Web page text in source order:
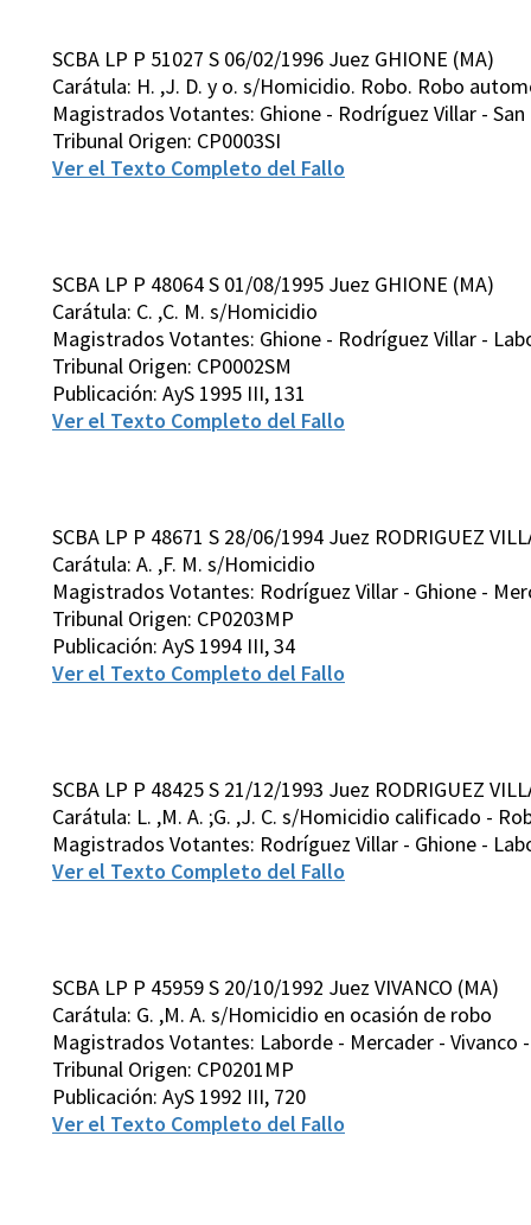
SCBA LP P 51027 S 06/02/1996 Juez GHIONE (MA)
Carátula: H. ,J. D. y o. s/Homicidio. Robo. Robo
Magistrados Votantes: Ghione - Rodríguez Villar -
Tribunal Origen: CP0003SI
Ver el Texto Completo del Fallo
SCBA LP P 48064 S 01/08/1995 Juez GHIONE (MA)
Carátula: C. ,C. M. s/Homicidio
Magistrados Votantes: Ghione - Rodríguez Villar -
Tribunal Origen: CP0002SM
Publicación: AyS 1995 III, 131
Ver el Texto Completo del Fallo
SCBA LP P 48671 S 28/06/1994 Juez RODRIGUEZ
Carátula: A. ,F. M. s/Homicidio
Magistrados Votantes: Rodríguez Villar - Ghione -
Tribunal Origen: CP0203MP
Publicación: AyS 1994 III, 34
Ver el Texto Completo del Fallo
SCBA LP P 48425 S 21/12/1993 Juez RODRIGUEZ
Carátula: L. ,M. A. ;G. ,J. C. s/Homicidio calificado -
Magistrados Votantes: Rodríguez Villar - Ghione -
Ver el Texto Completo del Fallo
SCBA LP P 45959 S 20/10/1992 Juez VIVANCO (MA)
Carátula: G. ,M. A. s/Homicidio en ocasión de robo
Magistrados Votantes: Laborde - Mercader - Vivanco
Tribunal Origen: CP0201MP
Publicación: AyS 1992 III, 720
Ver el Texto Completo del Fallo